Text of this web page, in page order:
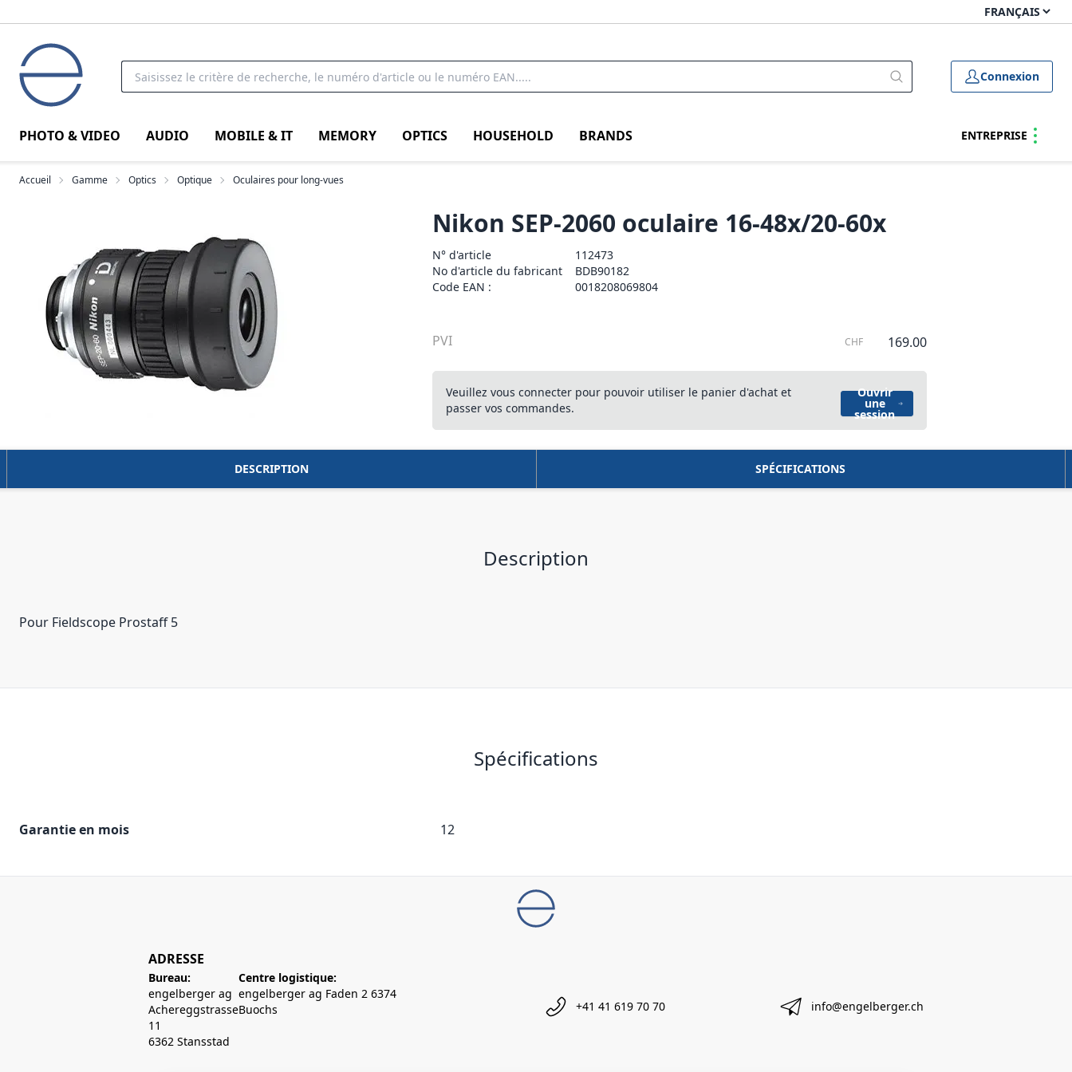
Connexion
PHOTO & VIDEO AUDIO MOBILE & IT MEMORY OPTICS HOUSEHOLD BRANDS ENTREPRISE
Accueil Gamme Optics Optique Oculaires pour long-vues
Nikon SEP-2060 oculaire 16-48x/20-60x
N° d'article
112473
No d'article du fabricant
BDB90182
Code EAN :
0018208069804
PVI CHF 169.00
Veuillez vous connecter pour pouvoir utiliser le panier d'achat et
passer vos commandes.
Ouvrir
une
session
DESCRIPTION SPÉCIFICATIONS
Description
Pour Fieldscope Prostaff 5
Spécifications
Garantie en mois 12
ADRESSE
Bureau:
engelberger ag
Achereggstrasse
11
6362 Stansstad
Centre logistique:
engelberger ag Faden 2 6374
Buochs
+41 41 619 70 70 info@engelberger.ch